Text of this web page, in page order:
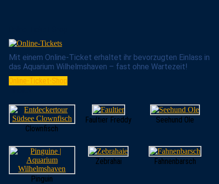
Mit einem Online-Ticket erhaltet ihr bevorzugten Einlass in
das Aquarium Wilhelmshaven – fast ohne Wartezeit!
Online-Ticket-Shop
Clownfisch
Faultier Freddy Seehund Ole
Pinguin
Zebrahai Fahnenbarsch